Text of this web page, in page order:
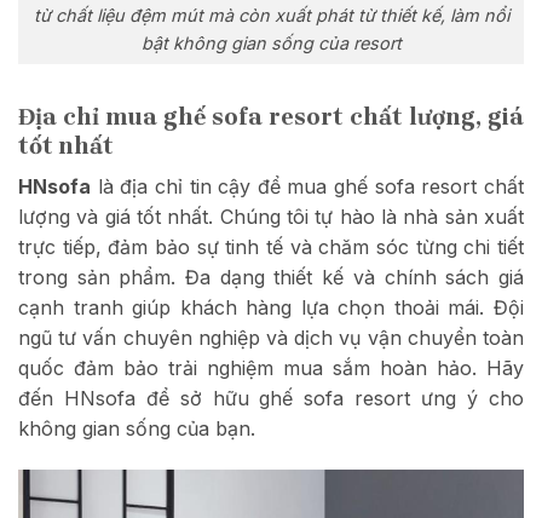
từ chất liệu đệm mút mà còn xuất phát từ thiết kế, làm nổi
bật không gian sống của resort
Địa chỉ mua ghế sofa resort chất lượng, giá
tốt nhất
HNsofa là địa chỉ tin cậy để mua ghế sofa resort chất
lượng và giá tốt nhất. Chúng tôi tự hào là nhà sản xuất
trực tiếp, đảm bảo sự tinh tế và chăm sóc từng chi tiết
trong sản phẩm. Đa dạng thiết kế và chính sách giá
cạnh tranh giúp khách hàng lựa chọn thoải mái. Đội
ngũ tư vấn chuyên nghiệp và dịch vụ vận chuyển toàn
quốc đảm bảo trải nghiệm mua sắm hoàn hảo. Hãy
đến HNsofa để sở hữu ghế sofa resort ưng ý cho
không gian sống của bạn.